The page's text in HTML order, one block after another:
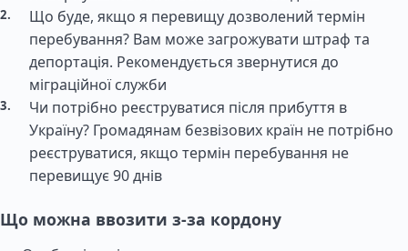
Що буде, якщо я перевищу дозволений термін
перебування? Вам може загрожувати штраф та
депортація. Рекомендується звернутися до
міграційної служби
Чи потрібно реєструватися після прибуття в
Україну? Громадянам безвізових країн не потрібно
реєструватися, якщо термін перебування не
перевищує 90 днів
Що можна ввозити з-за кордону